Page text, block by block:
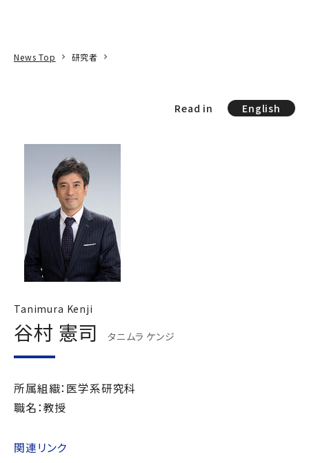
News Top 研究者
Read in English
Tanimura Kenji
谷村 憲司 タニムラ ケンジ
所属組織：医学系研究科
職名：教授
関連リンク